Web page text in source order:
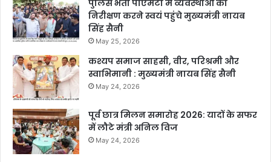
पुलिस भर्ती पीएमटी में व्यवस्थाओं का
निरीक्षण करने स्वयं पहुंचे मुख्यमंत्री नायब
सिंह सैनी
May 25, 2026
कश्यप समाज साहसी, वीर, परिश्रमी और
स्वाभिमानी : मुख्यमंत्री नायब सिंह सैनी
May 24, 2026
पूर्व छात्र मिलन समारोह 2026: यादों के सफर
में लौटे मंत्री अनिल विज
May 24, 2026